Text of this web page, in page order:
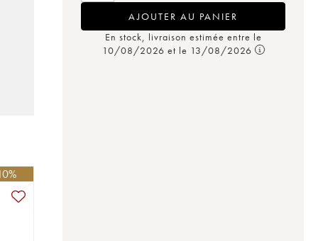
AJOUTER AU PANIER
En stock, livraison estimée entre le
10/08/2026 et le 13/08/2026